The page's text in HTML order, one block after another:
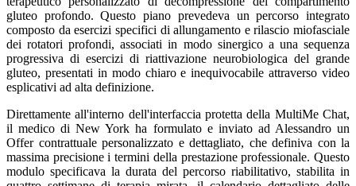
gluteo profondo. Questo piano prevedeva un percorso integrato
composto da esercizi specifici di allungamento e rilascio miofasciale
dei rotatori profondi, associati in modo sinergico a una sequenza
progressiva di esercizi di riattivazione neurobiologica del grande
gluteo, presentati in modo chiaro e inequivocabile attraverso video
esplicativi ad alta definizione.
Direttamente all'interno dell'interfaccia protetta della MultiMe Chat,
il medico di New York ha formulato e inviato ad Alessandro un
Offer contrattuale personalizzato e dettagliato, che definiva con la
massima precisione i termini della prestazione professionale. Questo
modulo specificava la durata del percorso riabilitativo, stabilita in